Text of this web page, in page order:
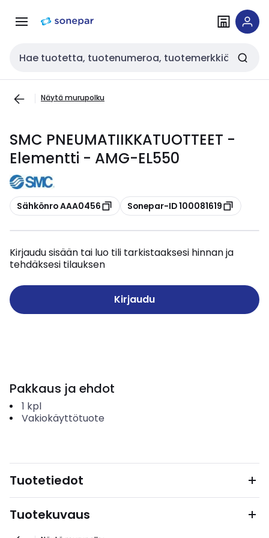
navigointiinsisältöön
Haku
Näytä murupolku
SMC PNEUMATIIKKATUOTTEET -
Elementti - AMG-EL550
Kopioi
Sähkönro AAA0456 Kopioi
Sonepar-ID 100081619
Kirjaudu sisään tai luo tili tarkistaaksesi hinnan ja
tehdäksesi tilauksen
Kirjaudu
Pakkaus ja ehdot
1 kpl
Vakiokäyttötuote
Tuotetiedot
Tuotekuvaus